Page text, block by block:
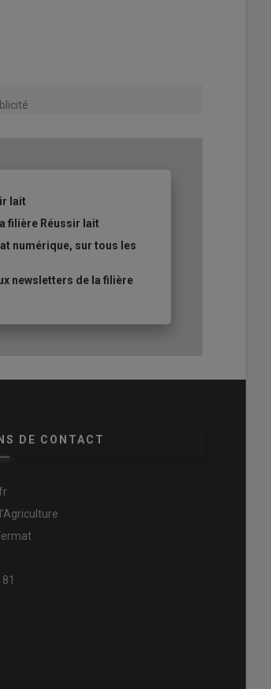
lait
filière Réussir lait
numérique, sur tous les
newsletters de la filière
DE CONTACT